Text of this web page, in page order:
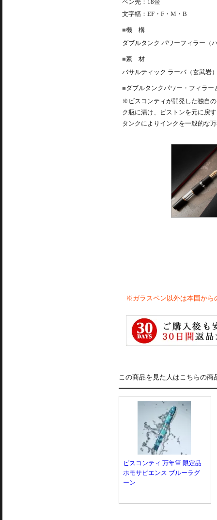
ペン先：18金
文字幅：EF・F・M・B
機 構
ダブルタンク パワーフィラー（
素 材
バサルティック ラーバ（玄武岩
ダブルタンクパワー・フィラー
※ビスコンティが開発した独自
ク瓶に漬け、ピストンを元に戻
タンクによりインクを一般的な
※ガラスペン以外は本国から
この商品を見た人はこちらの商
ビスコンティ 万年筆 限定品
ホモサピエンス ブルーラグ
ーン